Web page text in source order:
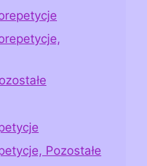
Pozostałe